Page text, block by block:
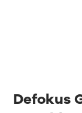
Defokus